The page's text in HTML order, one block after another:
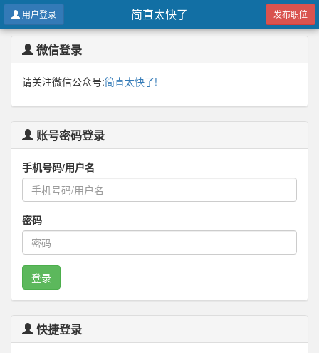
简直太快了
用户登录 发布职位
微信登录
请关注微信公众号:简直太快了!
账号密码登录
手机号码/用户名
密码
登录
快捷登录